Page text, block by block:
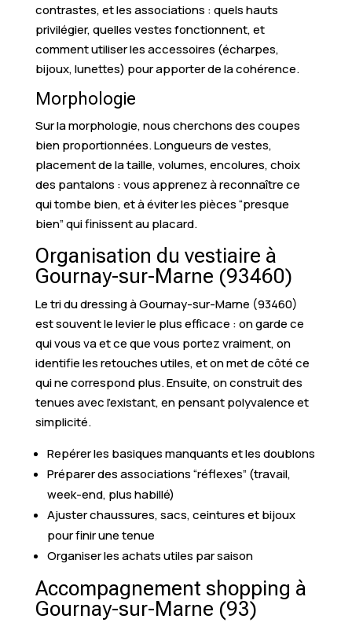
contrastes, et les associations : quels hauts
privilégier, quelles vestes fonctionnent, et
comment utiliser les accessoires (écharpes,
bijoux, lunettes) pour apporter de la cohérence.
Morphologie
Sur la morphologie, nous cherchons des coupes
bien proportionnées. Longueurs de vestes,
placement de la taille, volumes, encolures, choix
des pantalons : vous apprenez à reconnaître ce
qui tombe bien, et à éviter les pièces “presque
bien” qui finissent au placard.
Organisation du vestiaire à
Gournay-sur-Marne (93460)
Le tri du dressing à Gournay-sur-Marne (93460)
est souvent le levier le plus efficace : on garde ce
qui vous va et ce que vous portez vraiment, on
identifie les retouches utiles, et on met de côté ce
qui ne correspond plus. Ensuite, on construit des
tenues avec l’existant, en pensant polyvalence et
simplicité.
Repérer les basiques manquants et les doublons
Préparer des associations “réflexes” (travail,
week-end, plus habillé)
Ajuster chaussures, sacs, ceintures et bijoux
pour finir une tenue
Organiser les achats utiles par saison
Accompagnement shopping à
Gournay-sur-Marne (93)